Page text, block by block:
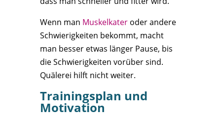
Wenn man Muskelkateroder andere
Schwierigkeiten bekommt, macht
man besser etwas länger Pause, bis
die Schwierigkeiten vorüber sind.
Quälerei hilft nicht weiter.
Trainingsplan und
Motivation